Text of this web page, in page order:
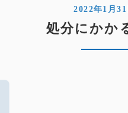
2022年1月31
処分にかか